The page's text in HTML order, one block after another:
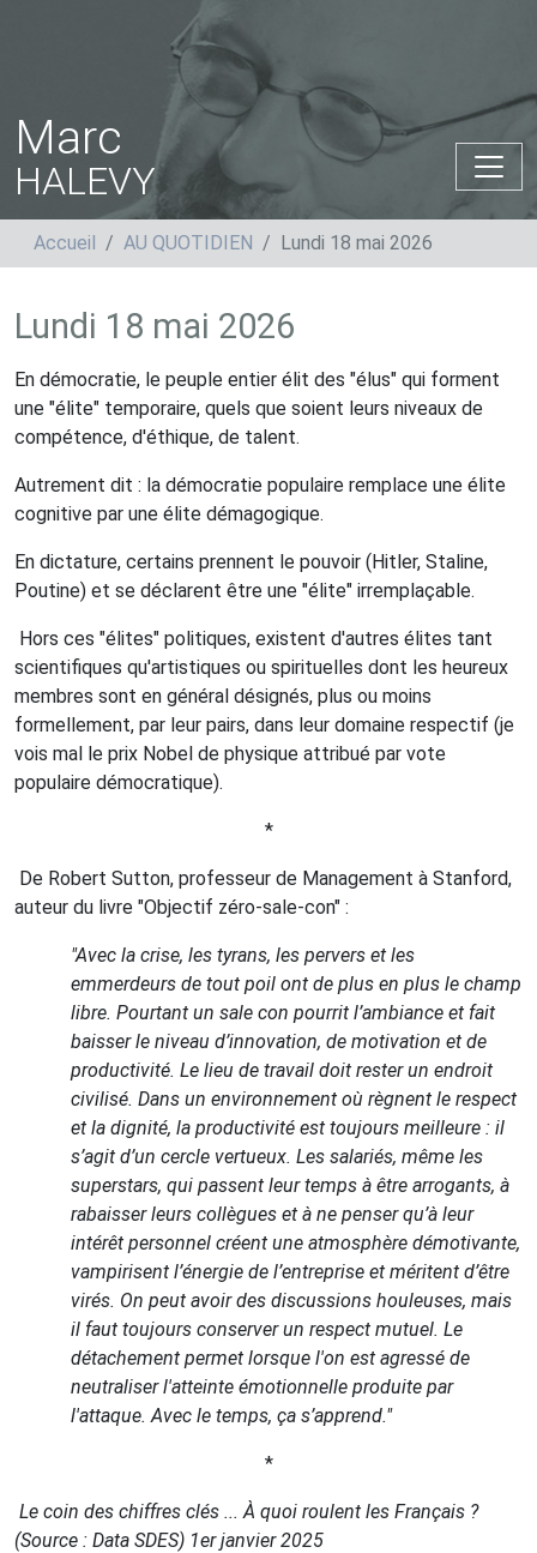
Marc
HALEVY
Accueil AU QUOTIDIEN Lundi 18 mai 2026
Lundi 18 mai 2026
En démocratie, le peuple entier élit des "élus" qui forment
une "élite" temporaire, quels que soient leurs niveaux de
compétence, d'éthique, de talent.
Autrement dit : la démocratie populaire remplace une élite
cognitive par une élite démagogique.
En dictature, certains prennent le pouvoir (Hitler, Staline,
Poutine) et se déclarent être une "élite" irremplaçable.
Hors ces "élites" politiques, existent d'autres élites tant
scientifiques qu'artistiques ou spirituelles dont les heureux
membres sont en général désignés, plus ou moins
formellement, par leur pairs, dans leur domaine respectif (je
vois mal le prix Nobel de physique attribué par vote
populaire démocratique).
*
De Robert Sutton, professeur de Management à Stanford,
auteur du livre "Objectif zéro-sale-con" :
"Avec la crise, les tyrans, les pervers et les
emmerdeurs de tout poil ont de plus en plus le champ
libre. Pourtant un sale con pourrit l’ambiance et fait
baisser le niveau d’innovation, de motivation et de
productivité. Le lieu de travail doit rester un endroit
civilisé. Dans un environnement où règnent le respect
et la dignité, la productivité est toujours meilleure : il
s’agit d’un cercle vertueux. Les salariés, même les
superstars, qui passent leur temps à être arrogants, à
rabaisser leurs collègues et à ne penser qu’à leur
intérêt personnel créent une atmosphère démotivante,
vampirisent l’énergie de l’entreprise et méritent d’être
virés. On peut avoir des discussions houleuses, mais
il faut toujours conserver un respect mutuel. Le
détachement permet lorsque l'on est agressé de
neutraliser l'atteinte émotionnelle produite par
l'attaque. Avec le temps, ça s’apprend."
*
Le coin des chiffres clés ...À quoi roulent les Français ?
(Source : Data SDES) 1er janvier 2025